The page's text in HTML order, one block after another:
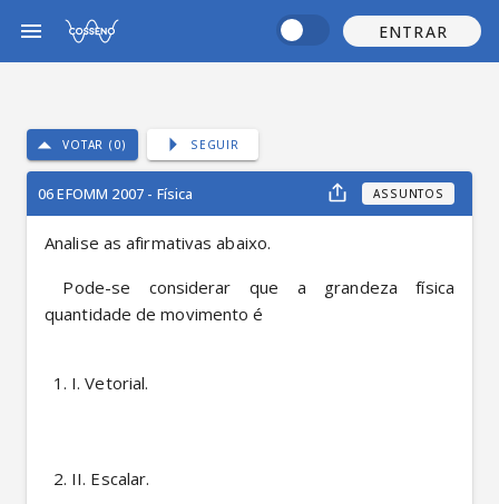
ENTRAR
VOTAR (0) SEGUIR
06 EFOMM 2007 - Física ASSUNTOS
Analise as afirmativas abaixo.
quantidade de movimento é
I. Vetorial.
II. Escalar.